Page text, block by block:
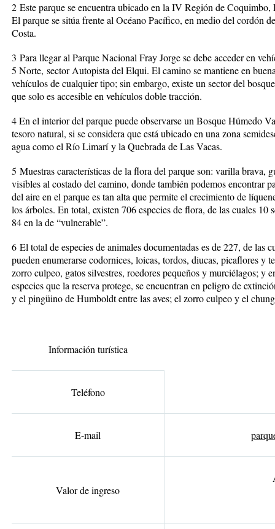
2 Este parque se encuentra ubicado en la IV Región de
El parque se sitúa frente al Océano Pacífico, en medio del cordón
Costa.
3 Para llegar al Parque Nacional Fray Jorge se debe acceder en
5 Norte, sector Autopista del Elqui. El camino se mantiene en
vehículos de cualquier tipo; sin embargo, existe un sector del
que solo es accesible en vehículos doble tracción.
4En el interior del parque puede observarse un Bosque Húmedo
tesoro natural, si se considera que está ubicado en una zona
agua como el Río Limarí y la Quebrada de Las Vacas.
5 Muestras características de la flora del parque son: varilla brava,
visibles al costado del camino, donde también podemos encontrar
del aire en el parque es tan alta que permite el crecimiento de
los árboles. En total, existen 706 especies de flora, de las cuales 10
84 en la de “vulnerable”.
6 El total de especies de animales documentadas es de 227, de las
pueden enumerarse codornices, loicas, tordos, diucas, picaflores y
zorro culpeo, gatos silvestres, roedores pequeños y murciélagos; y
especies que la reserva protege, se encuentran en peligro de
y el pingüino de Humboldt entre las aves; el zorro culpeo y el
Información turística
Teléfono
E-mail
Valor de ingreso